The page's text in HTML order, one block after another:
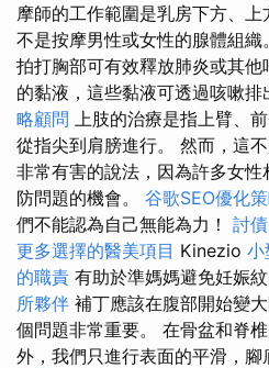
摩師的工作範圍是乳房下方、
不是按摩男性或女性的腺體組織
拍打胸部可有效釋放肺炎或其
的黏液，這些黏液可透過咳嗽排
略顧問 上肢的治療是指上臂、
從指尖到肩膀進行。 然而，這
非常有害的說法，因為許多女
防問題的機會。 谷歌SEO優化
們不能認為自己無能為力！ 討債
更多選擇的醫美項目 Kinezio 小
的職責 有助於準媽媽避免妊娠紋
所夥伴 補丁應該在腹部開始變
個問題非常重要。 在骨盆和脊
外，我們只進行表面的平滑，腳